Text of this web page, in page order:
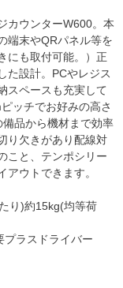
カウンターW600。本
端末やQRパネル等を
にも取付可能。）正
た設計。PCやレジス
スペースも充実して
ッチでお好みの高さ
品から機材まで効率
り欠きがあり配線対
こと、テンポシリー
ウトできます。
り)約15kg(均等荷
プラスドライバー